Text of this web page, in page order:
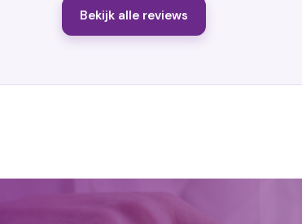
Bekijk alle reviews